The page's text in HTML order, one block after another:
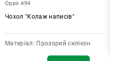
Oppo A94
Чохол "Колаж написів"
Матеріал: Прозорий силікон